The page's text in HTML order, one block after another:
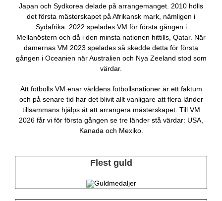
Japan och Sydkorea delade på arrangemanget. 2010 hölls
det första mästerskapet på Afrikansk mark, nämligen i
Sydafrika. 2022 spelades VM för första gången i
Mellanöstern och då i den minsta nationen hittills, Qatar. När
damernas VM 2023 spelades så skedde detta för första
gången i Oceanien när Australien och Nya Zeeland stod som
värdar.
Att fotbolls VM enar världens fotbollsnationer är ett faktum
och på senare tid har det blivit allt vanligare att flera länder
tillsammans hjälps åt att arrangera mästerskapet. Till VM
2026 får vi för första gången se tre länder stå värdar: USA,
Kanada och Mexiko.
Flest guld